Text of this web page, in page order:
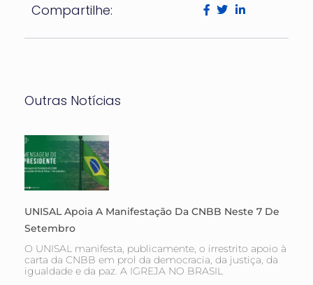
Compartilhe:
Outras Notícias
UNISAL Apoia A Manifestação Da CNBB Neste 7 De
Setembro
O UNISAL manifesta, publicamente, o irrestrito apoio à
carta da CNBB em prol da democracia, da justiça, da
igualdade e da paz. A IGREJA NO BRASIL